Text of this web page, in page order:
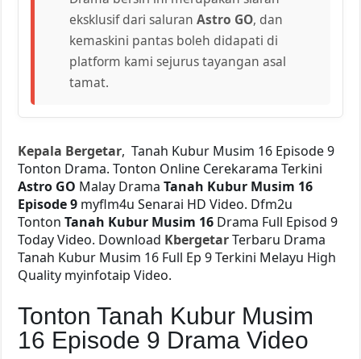
eksklusif dari saluranAstro GO, dan
kemaskini pantas boleh didapati di
platform kami sejurus tayangan asal
tamat.
Kepala Bergetar, Tanah Kubur Musim 16 Episode 9
Tonton Drama. Tonton Online Cerekarama Terkini
Astro GO Malay DramaTanah Kubur Musim 16
Episode 9 myflm4u Senarai HD Video. Dfm2u
TontonTanah Kubur Musim 16 Drama Full Episod 9
Today Video. Download KbergetarTerbaru Drama
Tanah Kubur Musim 16 Full Ep 9 Terkini Melayu High
Quality myinfotaip Video.
Tonton Tanah Kubur Musim
16 Episode 9 Drama Video